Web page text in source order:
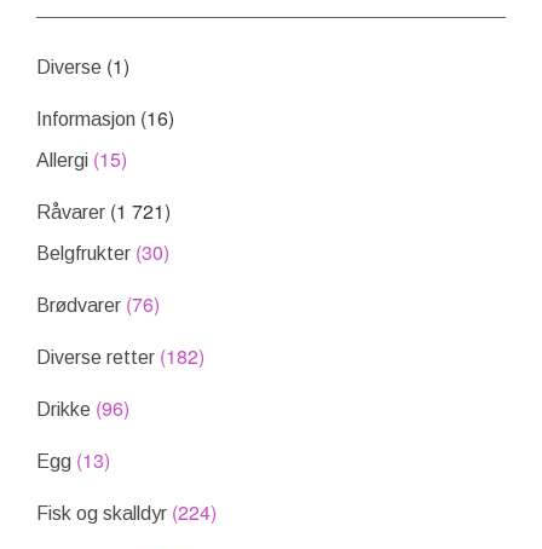
Diverse (1)
Informasjon (16)
Allergi (15)
Råvarer (1 721)
Belgfrukter (30)
Brødvarer (76)
Diverse retter (182)
Drikke (96)
Egg (13)
Fisk og skalldyr (224)